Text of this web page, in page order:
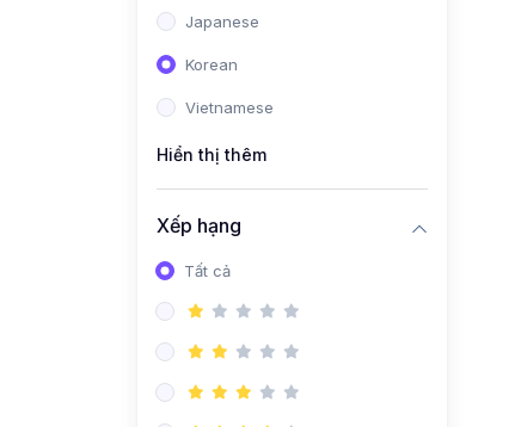
Japanese
Korean
Vietnamese
Hiển thị thêm
Xếp hạng
Tất cả